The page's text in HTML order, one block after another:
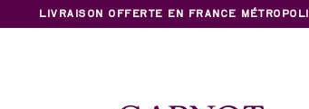
LIVRAISON OFFERTE EN FRANCE